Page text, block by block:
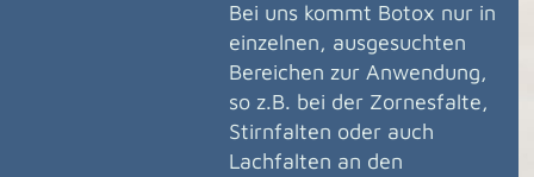
Bei uns kommt Botox nur in
einzelnen, ausgesuchten
Bereichen zur Anwendung,
so z.B. bei der Zornesfalte,
Stirnfalten oder auch
Lachfalten an den